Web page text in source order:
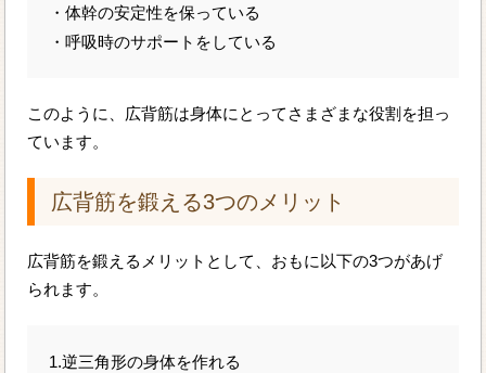
・体幹の安定性を保っている
・呼吸時のサポートをしている
このように、広背筋は身体にとってさまざまな役割を担っ
ています。
広背筋を鍛える3つのメリット
広背筋を鍛えるメリットとして、おもに以下の3つがあげ
られます。
1.逆三角形の身体を作れる